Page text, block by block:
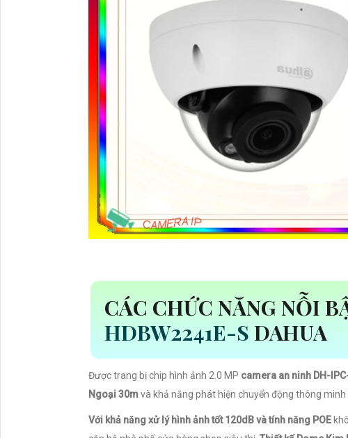
CÁC CHỨC NĂNG NỖI
HDBW2241E-S DAHUA
Được trang bị chip hình ảnh 2.0 MP camera an ninh DH-
Ngoại 30mvà khả năng phát hiện chuyển động thông minh
Với khả năng xử lý hình ảnh tốt 120dB và tính năng POE